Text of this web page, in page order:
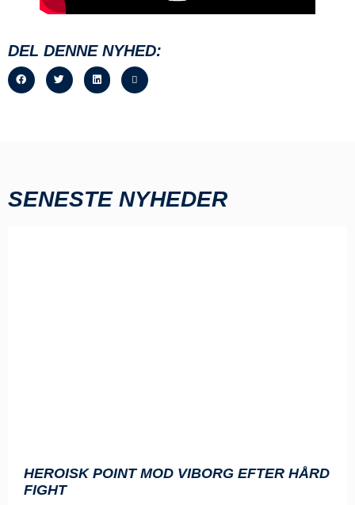
DEL DENNE NYHED:
SENESTE NYHEDER
HEROISK POINT MOD VIBORG EFTER HÅRD
FIGHT